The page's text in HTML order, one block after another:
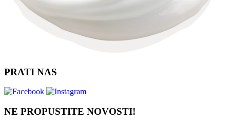
PRATI NAS
NE PROPUSTITE NOVOSTI!